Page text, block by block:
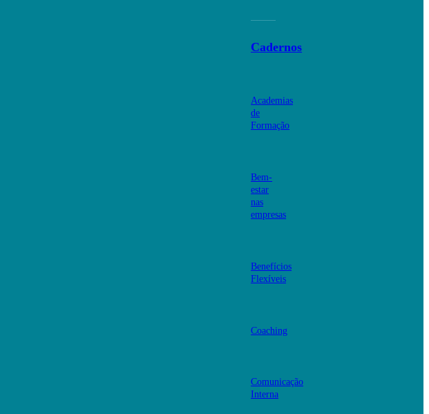
Cadernos
Academias
de
Formação
Bem-
estar
nas
empresas
Benefícios
Flexíveis
Coaching
Comunicação
Interna